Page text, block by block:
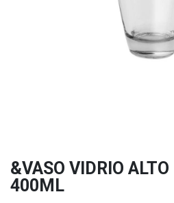
&VASO VIDRIO
400ML